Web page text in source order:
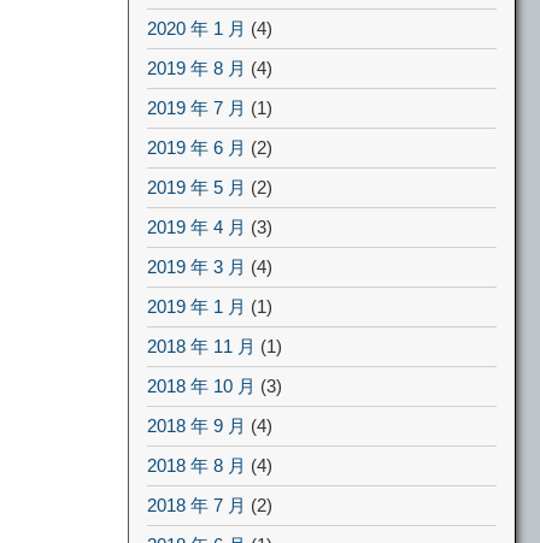
2020 年 1 月 (4)
2019 年 8 月 (4)
2019 年 7 月 (1)
2019 年 6 月 (2)
2019 年 5 月 (2)
2019 年 4 月 (3)
2019 年 3 月 (4)
2019 年 1 月 (1)
2018 年 11 月 (1)
2018 年 10 月 (3)
2018 年 9 月 (4)
2018 年 8 月 (4)
2018 年 7 月 (2)